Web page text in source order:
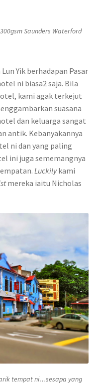
Saunders Waterford
Yik berhadapan Pasar
ni biasa2 saja. Bila
kami agak terkejut
suasana
dan keluarga sangat
antik. Kebanyakannya
ni dan yang paling
ini juga sememangnya
Luckilykami
mereka iaitu Nicholas
tempat ni…sesapa yang